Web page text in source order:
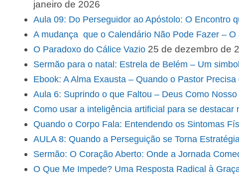
janeiro de 2026
Aula 09: Do Perseguidor ao Apóstolo: O Encontro
A mudança que o Calendário Não Pode Fazer –
O Paradoxo do Cálice Vazio 25 de dezembro de
Sermão para o natal: Estrela de Belém – Um
Ebook: A Alma Exausta – Quando o Pastor
Aula 6: Suprindo o que Faltou – Deus Como Nosso
Como usar a inteligência artificial para se destacar
Quando o Corpo Fala: Entendendo os Sintomas
AULA 8: Quando a Perseguição se Torna
Sermão: O Coração Aberto: Onde a Jornada
O Que Me Impede? Uma Resposta Radical à